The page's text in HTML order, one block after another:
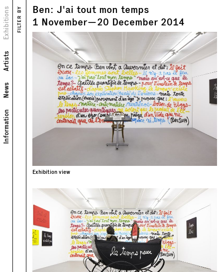
Information
News
Artists
Exhibitions
Views
Text
FILTER BY
Ben: J'ai tout mon temps
1 November—20 December 2014
Exhibition view